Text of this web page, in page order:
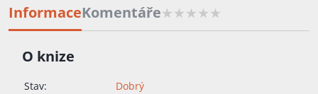
InformaceKomentáře
O knize
Stav:
Dobrý